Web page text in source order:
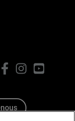
FacebookInstagramYouTube